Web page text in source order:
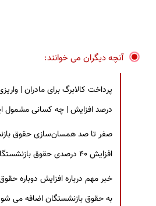
آنچه دیگران می خوانند:
درصد افزایش | چه کسانی مشمول
صفر تا صد همسان‌سازی حقوق
افزایش ۴۰ درصدی حقوق بازنشستگان
خبر مهم درباره افزایش دوباره
به حقوق بازنشستگان اضافه می